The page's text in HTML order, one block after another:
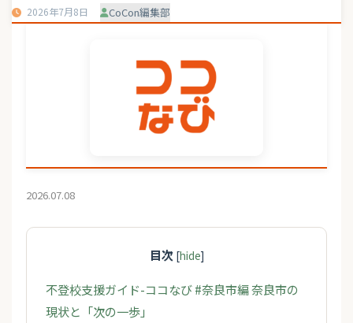
2026年7月8日 CoCon編集部
2026.07.08
目次 [hide]
不登校支援ガイド-ココなび #奈良市編 奈良市の
現状と「次の一歩」